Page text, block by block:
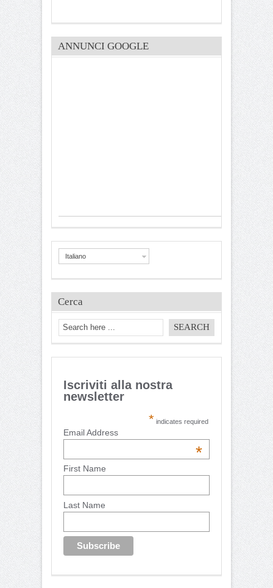
ANNUNCI GOOGLE
Italiano
Cerca
Iscriviti alla nostra
newsletter
* indicates required
Email Address
*
First Name
Last Name